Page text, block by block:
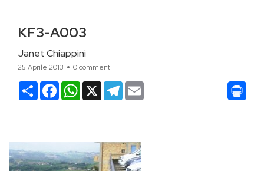
KF3-A003
Janet Chiappini
25 Aprile 2013 0 commenti
CondividiFacebookWhatsApp
X Telegram